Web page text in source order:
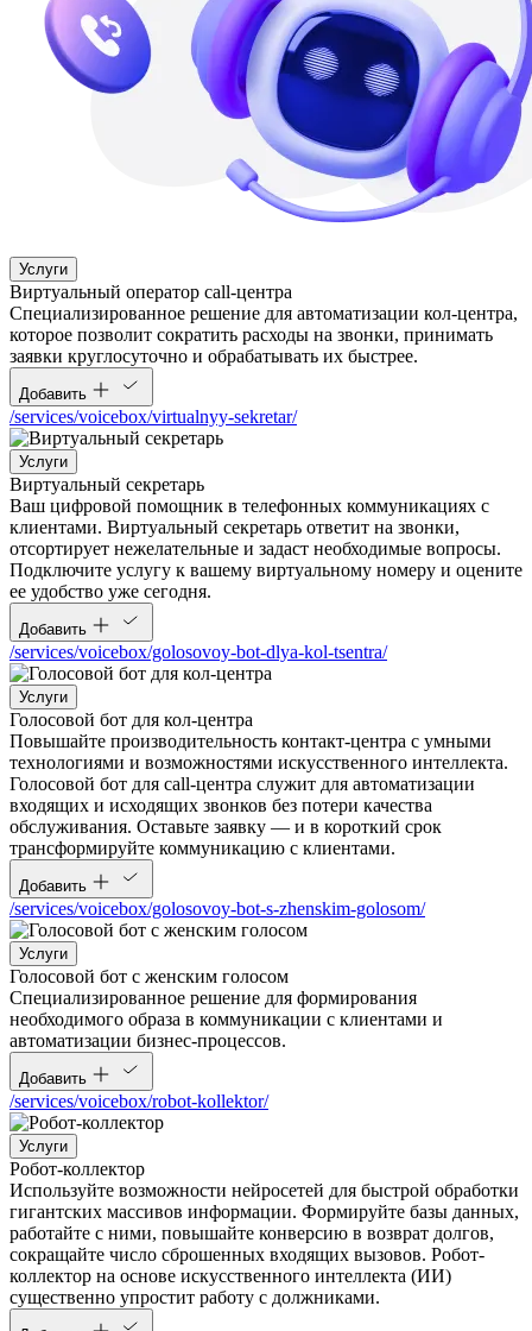
Услуги
Виртуальный оператор call-центра
Специализированное решение для автоматизации кол-центра,
которое позволит сократить расходы на звонки, принимать
заявки круглосуточно и обрабатывать их быстрее.
Добавить
/services/voicebox/virtualnyy-sekretar/
Услуги
Виртуальный секретарь
Ваш цифровой помощник в телефонных коммуникациях с
клиентами. Виртуальный секретарь ответит на звонки,
отсортирует нежелательные и задаст необходимые вопросы.
Подключите услугу к вашему виртуальному номеру и оцените
ее удобство уже сегодня.
Добавить
/services/voicebox/golosovoy-bot-dlya-kol-tsentra/
Услуги
Голосовой бот для кол-центра
Повышайте производительность контакт-центра с умными
технологиями и возможностями искусственного интеллекта.
Голосовой бот для call-центра служит для автоматизации
входящих и исходящих звонков без потери качества
обслуживания. Оставьте заявку — и в короткий срок
трансформируйте коммуникацию с клиентами.
Добавить
/services/voicebox/golosovoy-bot-s-zhenskim-golosom/
Услуги
Голосовой бот с женским голосом
Специализированное решение для формирования
необходимого образа в коммуникации с клиентами и
автоматизации бизнес-процессов.
Добавить
/services/voicebox/robot-kollektor/
Услуги
Робот-коллектор
Используйте возможности нейросетей для быстрой обработки
гигантских массивов информации. Формируйте базы данных,
работайте с ними, повышайте конверсию в возврат долгов,
сокращайте число сброшенных входящих вызовов. Робот-
коллектор на основе искусственного интеллекта (ИИ)
существенно упростит работу с должниками.